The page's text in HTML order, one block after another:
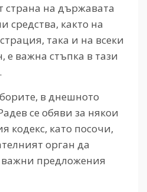
страна на държавата
средства, както на
така и на всеки
е важна стъпка в тази
в днешното
се обяви за някои
кодекс, като посочи,
орган да
важни предложения